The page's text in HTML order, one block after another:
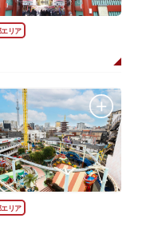
リア
リア